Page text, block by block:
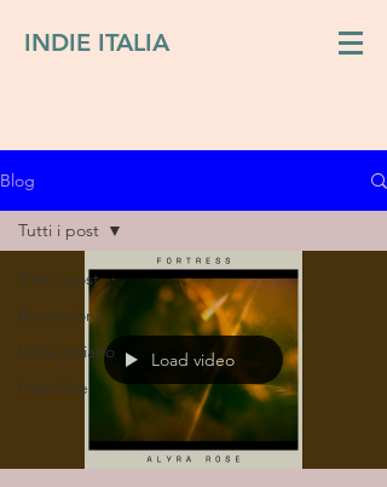
INDIE ITALIA
Blog
Tutti i post
Recensioni
Indie italiano
Interviste
Tutti i post
Load video